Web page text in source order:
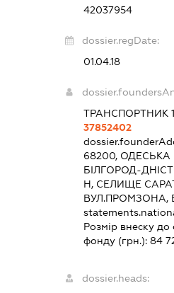
42037954
dossier.regDate:
01.04.18
ТРАНСПОРТНИК
37852402
68200, ОДЕСЬКА
БІЛГОРОД-
Н, СЕЛИЩЕ
ВУЛ.ПРОМЗОНА,
Розмір внеску до
фонду (грн.):84
dossier.heads: